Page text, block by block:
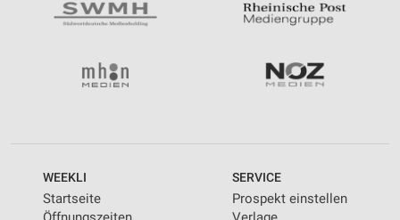
WEEKLI
Startseite
SERVICE
Prospekt einstellen